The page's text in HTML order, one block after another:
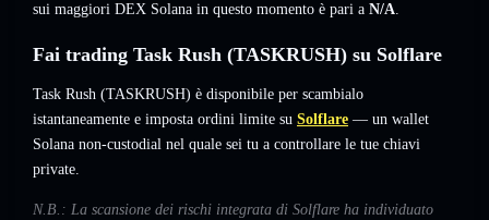
sui maggiori DEX Solana in questo momento è pari a N/A.
Fai trading Task Rush (TASKRUSH) su Solflare
Task Rush (TASKRUSH) è disponibile per scambialo
istantaneamente e imposta ordini limite su Solflare — un wallet
Solana non-custodial nel quale sei tu a controllare le tue chiavi
private.
N.B.: La scansione dei rischi integrata di Solflare ha individuato